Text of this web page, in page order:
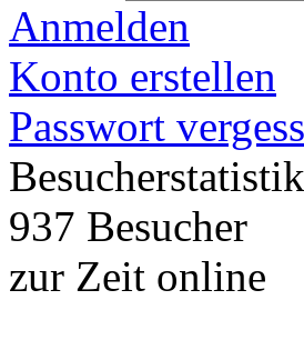
Anmelden
Konto erstellen
Passwort
Besucherstatistik
937 Besucher
zur Zeit online